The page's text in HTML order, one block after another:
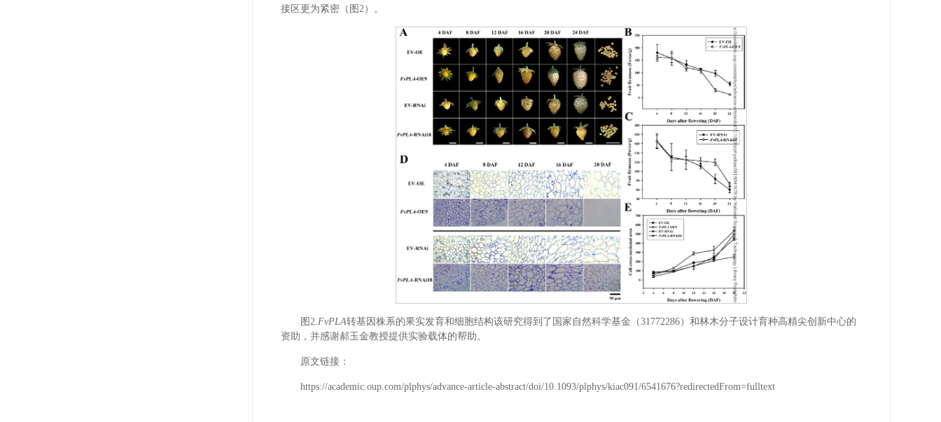
接区更为紧密（图2）。
图2. FvPLA转基因株系的果实发育和细胞结构该研究得到了国家自然科学基金（31772286）和林木分子设计育种高精尖创新中心的
资助，并感谢郝玉金教授提供实验载体的帮助。
原文链接：
https://academic.oup.com/plphys/advance-article-abstract/doi/10.1093/plphys/kiac091/6541676?redirectedFrom=fulltext